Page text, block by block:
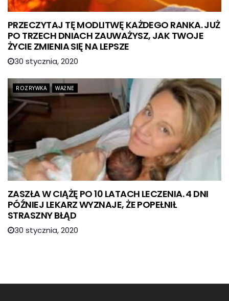
PRZECZYTAJ TĘ MODLITWĘ KAŻDEGO RANKA. JUŻ
PO TRZECH DNIACH ZAUWAŻYSZ, JAK TWOJE
ŻYCIE ZMIENIA SIĘ NA LEPSZE
30 stycznia, 2020
ROZRYWKA WAŻNE
ZASZŁA W CIĄŻĘ PO 10 LATACH LECZENIA. 4 DNI
PÓŹNIEJ LEKARZ WYZNAJE, ŻE POPEŁNIŁ
STRASZNY BŁĄD
30 stycznia, 2020